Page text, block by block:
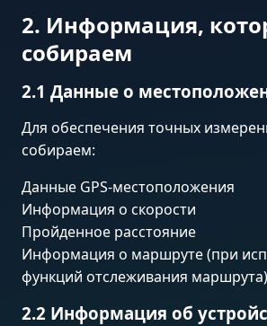
2. Информация,
собираем
2.1 Данные о
Для обеспечения точных
собираем:
Данные GPS-местоположения
Информация о скорости
Пройденное расстояние
Информация о маршруте (при
функций отслеживания маршрута)
2.2 Информация об